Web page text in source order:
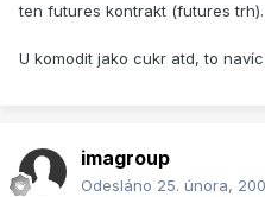
ten futures kontrakt (futures trh).
U komodit jako cukr atd, to
imagroup
Odesláno 25. února,